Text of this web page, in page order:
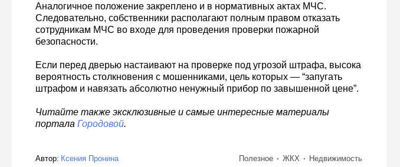
Аналогичное положение закреплено и в нормативных актах МЧС.
Следовательно, собственники располагают полным правом отказать
сотрудникам МЧС во входе для проведения проверки пожарной
безопасности.
Если перед дверью настаивают на проверке под угрозой штрафа, высока
вероятность столкновения с мошенниками, цель которых — “запугать
штрафом и навязать абсолютно ненужный прибор по завышенной цене”.
Читайте также эксклюзивные и самые интересные материалы
портала Городовой.
Автор: Ксения Пронина Полезное ЖКХ Недвижимость